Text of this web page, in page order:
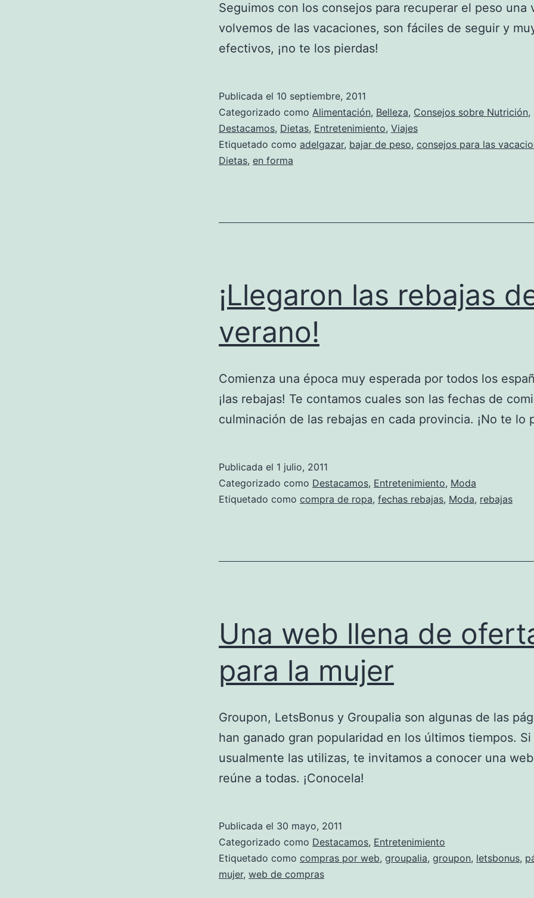
Seguimos con los consejos para recuperar el peso una
volvemos de las vacaciones, son fáciles de seguir y
efectivos, ¡no te los pierdas!
Publicada el 10 septiembre, 2011
Categorizado como Alimentación, Belleza, Consejos sobre Nutrición,
Destacamos, Dietas, Entretenimiento, Viajes
Etiquetado como adelgazar, bajar de peso, consejos para las
Dietas, en forma
¡Llegaron las rebajas
verano!
Comienza una época muy esperada por todos los
¡las rebajas! Te contamos cuales son las fechas de
culminación de las rebajas en cada provincia. ¡No te lo
Publicada el 1 julio, 2011
Categorizado como Destacamos, Entretenimiento, Moda
Etiquetado como compra de ropa, fechas rebajas, Moda, rebajas
Una web llena de
para la mujer
Groupon, LetsBonus y Groupalia son algunas de las
han ganado gran popularidad en los últimos tiempos. Si
usualmente las utilizas, te invitamos a conocer una
reúne a todas. ¡Conocela!
Publicada el 30 mayo, 2011
Categorizado como Destacamos, Entretenimiento
Etiquetado como compras por web, groupalia, groupon, letsbonus,
mujer, web de compras